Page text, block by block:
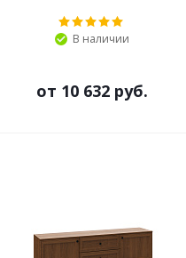
В наличии
от 10 632 руб.